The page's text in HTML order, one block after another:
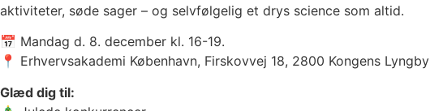
aktiviteter, søde sager – og selvfølgelig et drys science som altid.
📅 Mandag d. 8. december kl. 16-19.
📍 Erhvervsakademi København, Firskovvej 18, 2800 Kongens Lyngby
Glæd dig til: